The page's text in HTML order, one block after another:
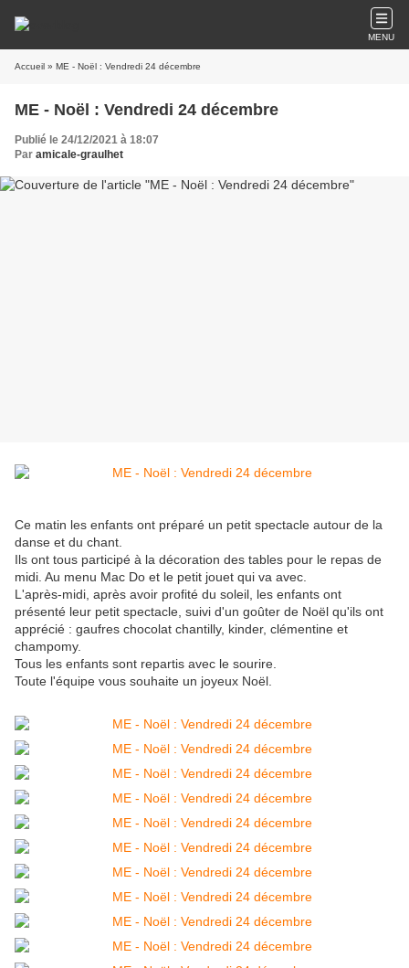
MENU
Accueil » ME - Noël : Vendredi 24 décembre
ME - Noël : Vendredi 24 décembre
Publié le 24/12/2021 à 18:07
Par amicale-graulhet
Ce matin les enfants ont préparé un petit spectacle autour de la
danse et du chant.
Ils ont tous participé à la décoration des tables pour le repas de
midi. Au menu Mac Do et le petit jouet qui va avec.
L'après-midi, après avoir profité du soleil, les enfants ont
présenté leur petit spectacle, suivi d'un goûter de Noël qu'ils ont
apprécié : gaufres chocolat chantilly, kinder, clémentine et
champomy.
Tous les enfants sont repartis avec le sourire.
Toute l'équipe vous souhaite un joyeux Noël.